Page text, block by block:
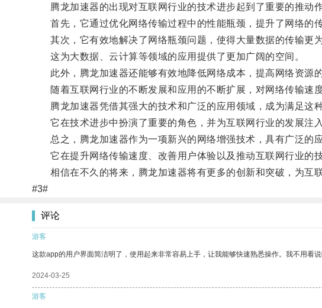
腾龙加速器的出现对互联网行业的技术进步起到了重要的推动作
首先，它通过优化网络传输过程中的性能瓶颈，提升了网络的
其次，它有效地解决了网络瓶颈问题，使得大量数据的传输更为
这为大数据、云计算等领域的应用提供了更加广阔的空间。
此外，腾龙加速器还能够有效地降低网络成本，提高网络资源的
随着互联网行业的不断发展和应用的不断扩展，对网络传输速度
腾龙加速器凭借其强大的技术和广泛的应用领域，成为满足这种
它在技术进步中扮演了重要的角色，并为互联网行业的发展注入
总之，腾龙加速器作为一项新兴的网络增强技术，具有广泛的应
它在提升网络传输速度、改善用户体验以及推动互联网行业的技
相信在不久的将来，腾龙加速器将有更多的创新和突破，为互联
#3#
评论
游客
这款app的用户界面简洁明了，使用起来非常容易上手，让我能够快速熟悉操作。我不用看
2024-03-25
游客